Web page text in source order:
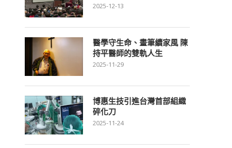
2025-12-13
醫學守生命、畫筆續家風 陳
持平醫師的雙軌人生
2025-11-29
博惠生技引進台灣首部組織
碎化刀
2025-11-24